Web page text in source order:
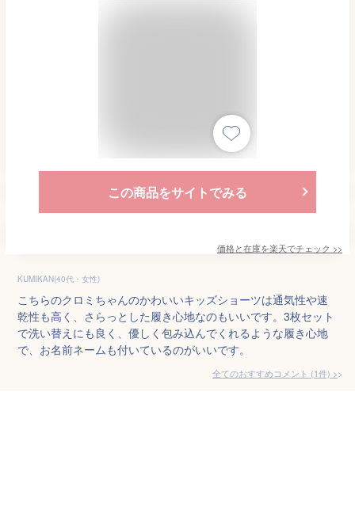
この商品をサイトでみる
価格と在庫を楽天でチェック >>
KUMIKAN(40代・女性)
こちらのクロミちゃんのかわいいキッズショーツは通気性や速
乾性も高く、さらっとした履き心地なのもいいです。3枚セット
で洗い替えにも良く、優しく包み込んでくれるような履き心地
で、お名前ネームも付いているのがいいです。
全てのおすすめコメント (1件) >